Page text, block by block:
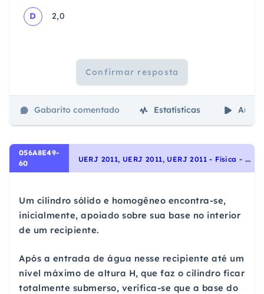
D 2,0
Confirmar resposta
Gabarito comentado Estatísticas Aulas
056A8E49-
60
U
ERJ 2011, UERJ 2011, UERJ 2011 - Física - Estática e Hidrostática, Hidrostática
Um cilindro sólido e homogêneo encontra-se,
inicialmente, apoiado sobre sua base no interior
de um recipiente.
Após a entrada de água nesse recipiente até um
nível máximo de altura H, que faz o cilindro ficar
totalmente submerso, verifica-se que a base do